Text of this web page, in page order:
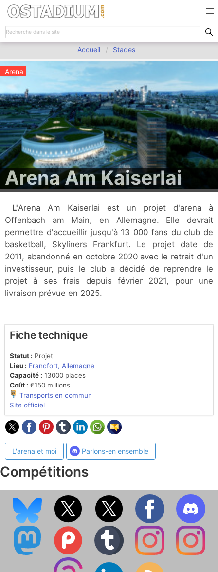
Accueil Stades
Arena
Arena Am Kaiserlai
L'Arena Am Kaiserlai est un projet d'arena à
Offenbach am Main, en Allemagne. Elle devrait
permettre d'accueillir jusqu'à 13 000 fans du club de
basketball, Skyliners Frankfurt. Le projet date de
2011, abandonné en octobre 2020 avec le retrait d'un
investisseur, puis le club a décidé de reprendre le
projet à ses frais depuis février 2021, pour une
livraison prévue en 2025.
Fiche technique
Statut : Projet
Lieu : Francfort, Allemagne
Capacité : 13000 places
Coût : €150 millions
Transports en commun
Site officiel
L'arena et moi Parlons-en ensemble
Compétitions